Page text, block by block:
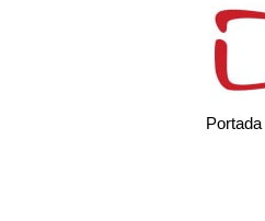
Portada